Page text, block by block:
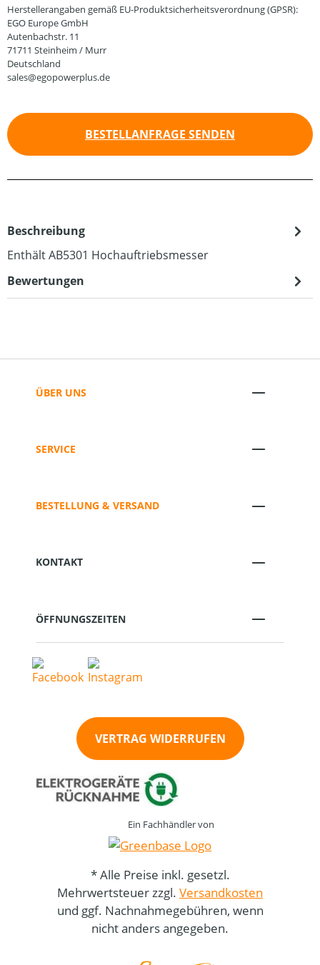
Herstellerangaben gemäß EU-Produktsicherheitsverordnung (GPSR):
EGO Europe GmbH
Autenbachstr. 11
71711 Steinheim / Murr
Deutschland
sales@egopowerplus.de
BESTELLANFRAGE SENDEN
Beschreibung
Enthält AB5301 Hochauftriebsmesser
Bewertungen
ÜBER UNS
SERVICE
BESTELLUNG & VERSAND
KONTAKT
ÖFFNUNGSZEITEN
VERTRAG WIDERRUFEN
Ein Fachhändler von
* Alle Preise inkl. gesetzl.
Mehrwertsteuer zzgl. Versandkosten
und ggf. Nachnahmegebühren, wenn
nicht anders angegeben.